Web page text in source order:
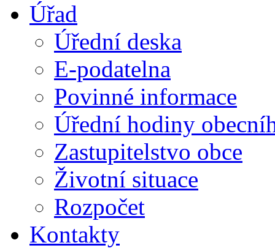
Úřad
Úřední deska
E-podatelna
Povinné informace
Úřední hodiny
Zastupitelstvo obce
Životní situace
Rozpočet
Kontakty